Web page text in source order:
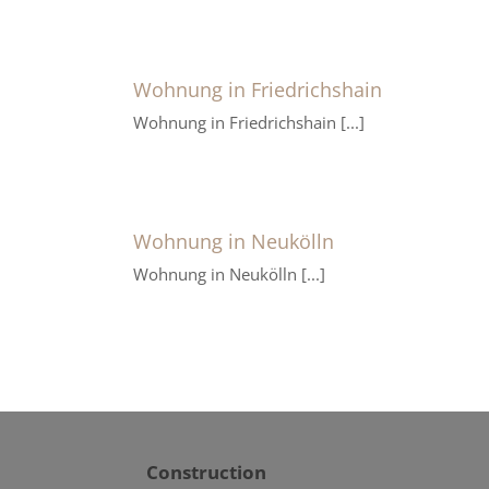
Wohnung in Friedrichshain
Wohnung in Friedrichshain [...]
Wohnung in Neukölln
Wohnung in Neukölln [...]
Construction